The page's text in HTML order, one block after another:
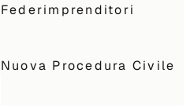
Federimprenditori
Nuova Procedura Civile